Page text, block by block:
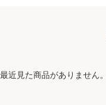
最近見た商品がありません。